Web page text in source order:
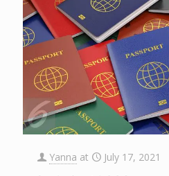
Yanna at July 17, 2021